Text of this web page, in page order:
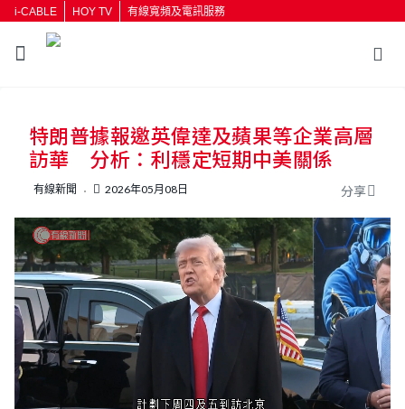
i-CABLE HOY TV 有線寬頻及電訊服務
按輸入鍵開始搜尋
特朗普據報邀英偉達及蘋果等企業高層
訪華 分析：利穩定短期中美關係
有線新聞 2026年05月08日 分享